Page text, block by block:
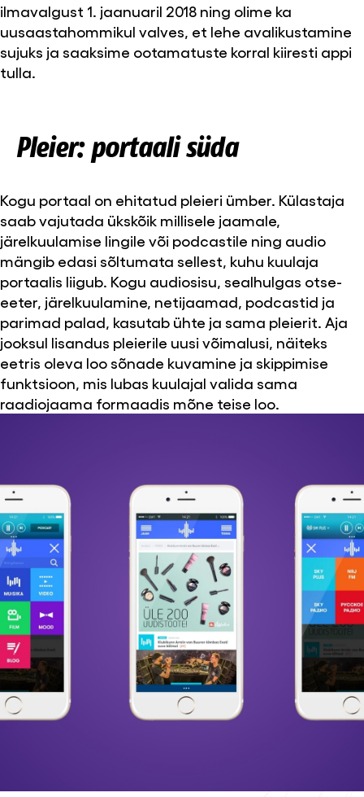
ilmavalgust 1. jaanuaril 2018 ning olime ka
uusaastahommikul valves, et lehe avalikustamine
sujuks ja saaksime ootamatuste korral kiiresti appi
tulla.
Pleier: portaali süda
Kogu portaal on ehitatud pleieri ümber. Külastaja
saab vajutada ükskõik millisele jaamale,
järelkuulamise lingile või podcastile ning audio
mängib edasi sõltumata sellest, kuhu kuulaja
portaalis liigub. Kogu audiosisu, sealhulgas otse-
eeter, järelkuulamine, netijaamad, podcastid ja
parimad palad, kasutab ühte ja sama pleierit. Aja
jooksul lisandus pleierile uusi võimalusi, näiteks
eetris oleva loo sõnade kuvamine ja skippimise
funktsioon, mis lubas kuulajal valida sama
raadiojaama formaadis mõne teise loo.